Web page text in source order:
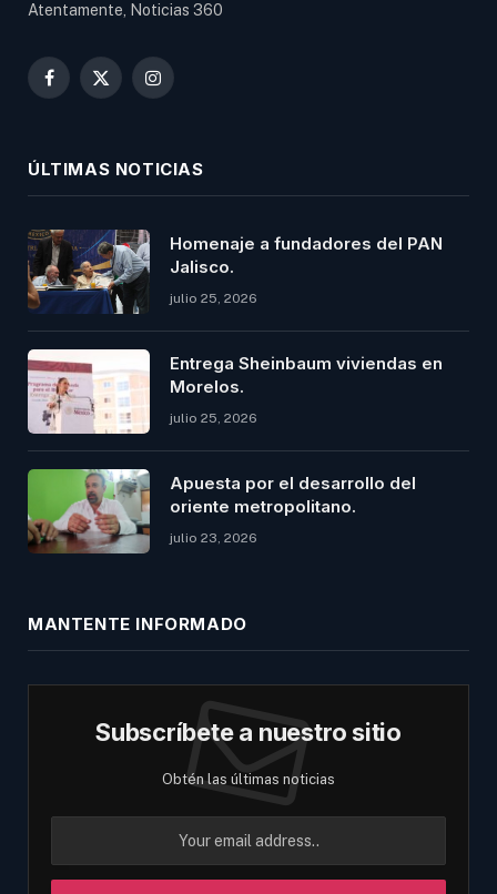
Atentamente, Noticias 360
Facebook
X
Instagram
ÚLTIMAS NOTICIAS
Homenaje a fundadores del PAN
Jalisco.
julio 25, 2026
Entrega Sheinbaum viviendas en
Morelos.
julio 25, 2026
Apuesta por el desarrollo del
oriente metropolitano.
julio 23, 2026
MANTENTE INFORMADO
Subscríbete a nuestro sitio
Obtén las últimas noticias